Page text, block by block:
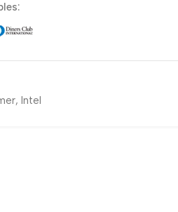
, Intel